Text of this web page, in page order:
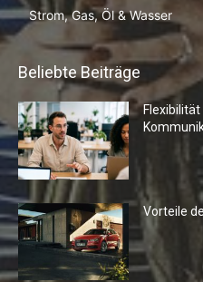
Strom, Gas, Öl & Wasser
Beliebte Beiträge
Vorteile